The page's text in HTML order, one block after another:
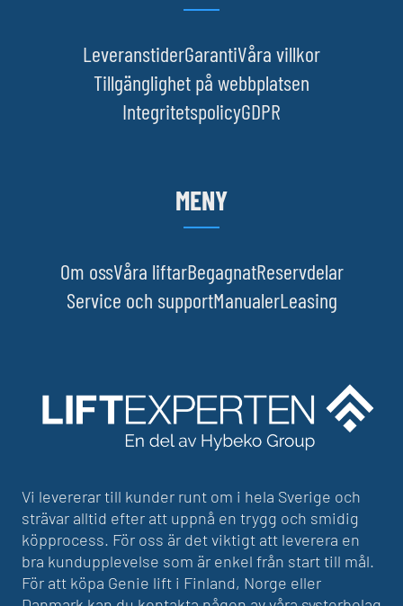
LeveranstiderGarantiVåra villkor
Tillgänglighet på webbplatsen
IntegritetspolicyGDPR
MENY
Om ossVåra liftarBegagnatReservdelar
Service och supportManualerLeasing
Vi levererar till kunder runt om i hela Sverige och
strävar alltid efter att uppnå en trygg och smidig
köpprocess. För oss är det viktigt att leverera en
bra kundupplevelse som är enkel från start till mål.
För att köpa Genie lift i Finland, Norge eller